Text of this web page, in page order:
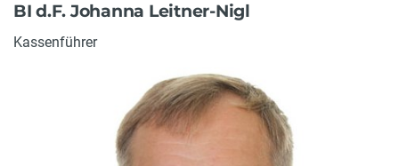
BI d.F. Johanna Leitner-Nigl
Kassenführer